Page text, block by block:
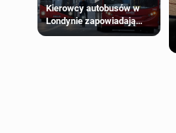
Kierowcy autobusów w
Londynie zapowiadają
strajki